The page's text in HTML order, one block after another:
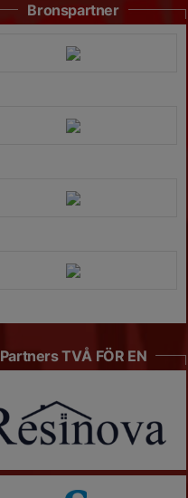
Bronspartner
Partners TVÅ FÖR EN